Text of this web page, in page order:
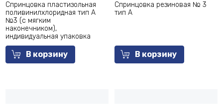
Спринцовка пластизольная
поливинилхлоридная тип А
№3 (с мягким
наконечником),
индивидуальная упаковка
В корзину
Спринцовка резиновая № 3
тип А
В корзину